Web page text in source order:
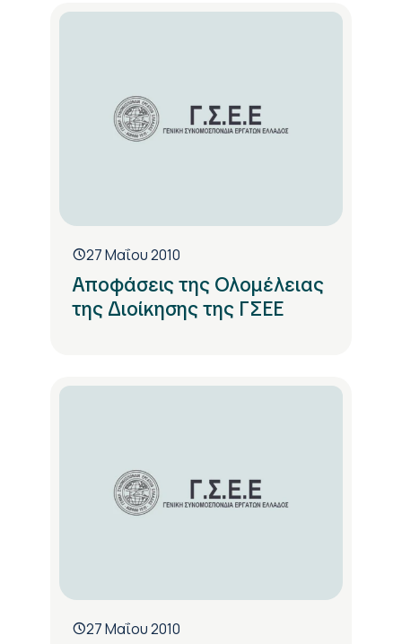
27 Μαΐου 2010
Αποφάσεις της Ολομέλειας
της Διοίκησης της ΓΣΕΕ
27 Μαΐου 2010